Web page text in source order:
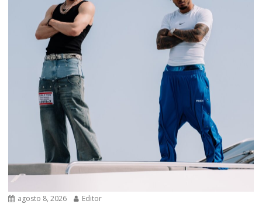
agosto 8, 2026 Editor